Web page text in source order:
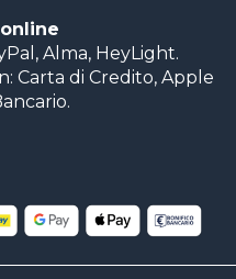
Alma, HeyLight.
Carta di Credito, Apple